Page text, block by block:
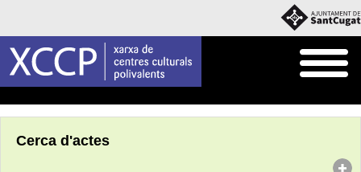
Cerca d'actes